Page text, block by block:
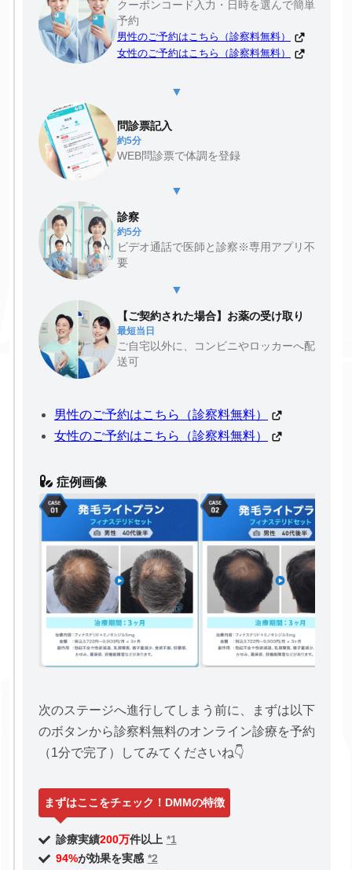
クーポンコード入力・日時を選んで簡単
予約
男性のご予約はこちら（診察料無料）
女性のご予約はこちら（診察料無料）
▼
問診票記入
約5分
WEB問診票で体調を登録
▼
診察
約5分
ビデオ通話で医師と診察※専用アプリ不
要
▼
【ご契約された場合】お薬の受け取り
最短当日
ご自宅以外に、コンビニやロッカーへ配
送可
男性のご予約はこちら（診察料無料）
女性のご予約はこちら（診察料無料）
症例画像
次のステージへ進行してしまう前に、まずは以下
のボタンから診察料無料のオンライン診療を予約
（1分で完了）してみてくださいね👇
まずはここをチェック！DMMの特徴
診療実績200万件以上 *1
94%が効果を実感 *2